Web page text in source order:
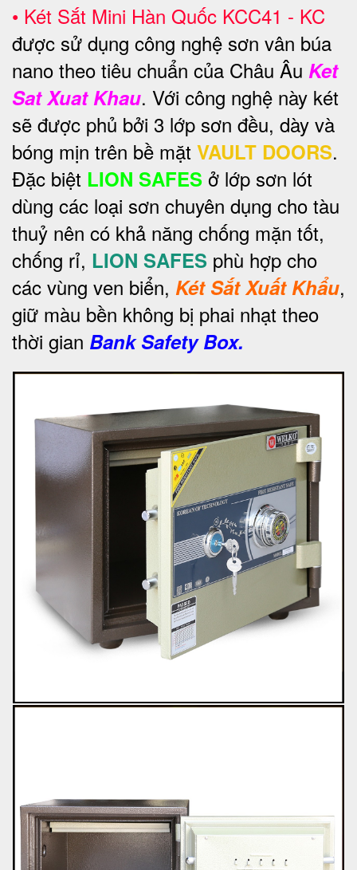
• Két Sắt Mini Hàn Quốc KCC41 - KC
được sử dụng công nghệ sơn vân búa
nano theo tiêu chuẩn của Châu Âu Ket
Sat Xuat Khau. Với công nghệ này két
sẽ được phủ bởi 3 lớp sơn đều, dày và
bóng mịn trên bề mặt VAULT DOORS.
Đặc biệt LION SAFES ở lớp sơn lót
dùng các loại sơn chuyên dụng cho tàu
thuỷ nên có khả năng chống mặn tốt,
chống rỉ, LION SAFES phù hợp cho
các vùng ven biển, Két Sắt Xuất Khẩu,
giữ màu bền không bị phai nhạt theo
thời gian Bank Safety Box.